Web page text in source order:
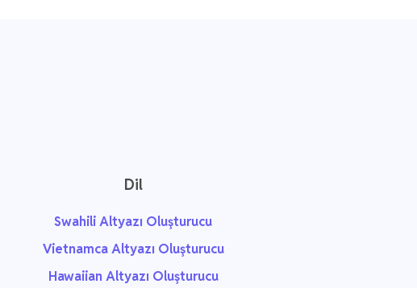
Dil
Swahili Altyazı Oluşturucu
Vietnamca Altyazı Oluşturucu
Hawaiian Altyazı Oluşturucu